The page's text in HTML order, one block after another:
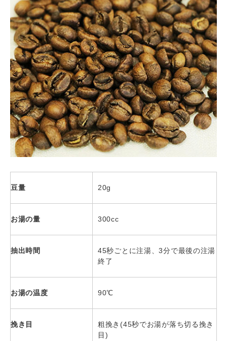
豆量 20g
お湯の量 300cc
抽出時間
45秒ごとに注湯、3分で最後の注湯
終了
お湯の温度 90℃
挽き目
粗挽き(45秒でお湯が落ち切る挽き
目)